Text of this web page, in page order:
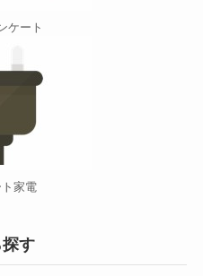
ケート
ト家電
す